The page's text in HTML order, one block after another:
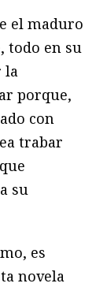
el maduro
todo en su
la
porque,
con
trabar
su
es
novela